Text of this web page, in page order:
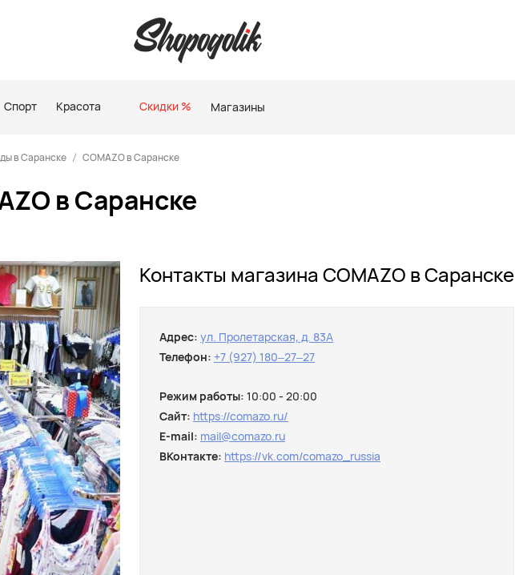
Спорт Красота Скидки % Магазины
в Саранске COMAZO в Саранске
в Саранске
Контакты магазина COMAZO в Саранске
Адрес: ул. Пролетарская, д. 83А
Телефон: +7 (927) 180‒27‒27
Режим работы: 10:00 - 20:00
Сайт: https://comazo.ru/
E-mail: mail@comazo.ru
ВКонтакте: https://vk.com/comazo_russia